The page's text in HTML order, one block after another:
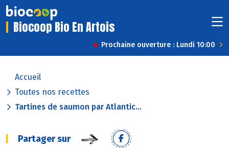
Biocoop Bio En Artois
Prochaine ouverture : Lundi 10:00
Accueil
Toutes nos recettes
Tartines de saumon par Atlantic...
Partager sur